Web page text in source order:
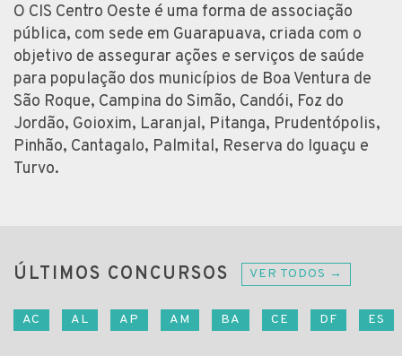
O CIS Centro Oeste é uma forma de associação
pública, com sede em Guarapuava, criada com o
objetivo de assegurar ações e serviços de saúde
para população dos municípios de Boa Ventura de
São Roque, Campina do Simão, Candói, Foz do
Jordão, Goioxim, Laranjal, Pitanga, Prudentópolis,
Pinhão, Cantagalo, Palmital, Reserva do Iguaçu e
Turvo.
ÚLTIMOS CONCURSOS VER TODOS →
AC AL AP AM BA CE DF ES